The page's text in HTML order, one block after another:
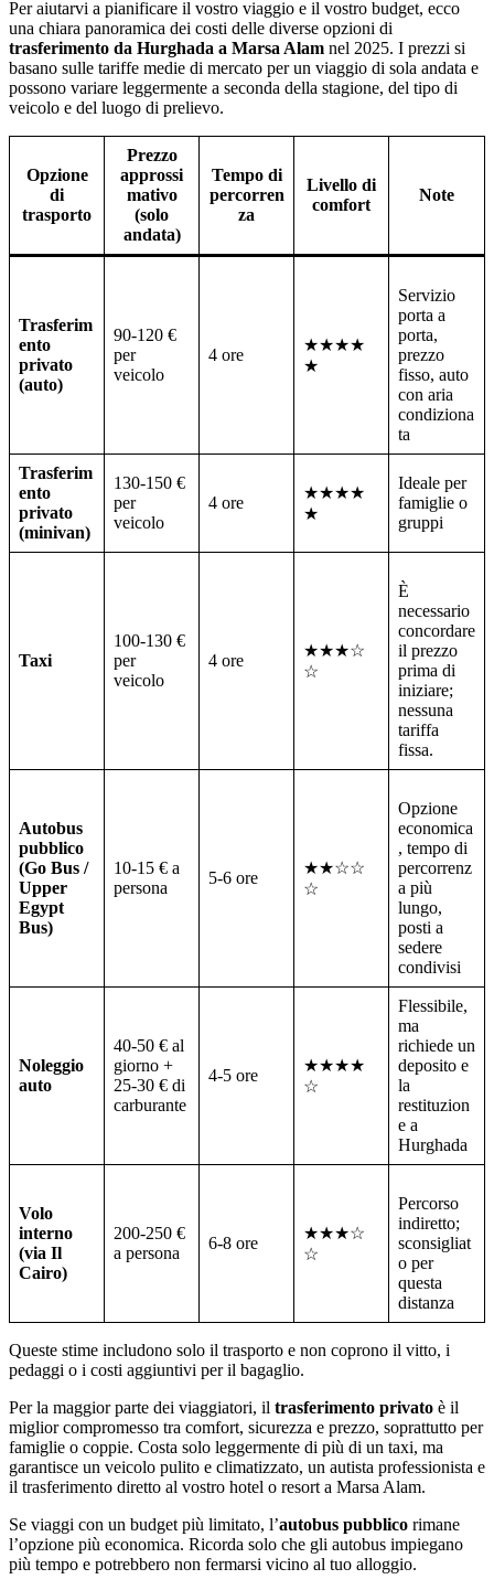
Per aiutarvi a pianificare il vostro viaggio e il vostro budget, ecco
una chiara panoramica dei costi delle diverse opzioni di
trasferimento da Hurghada a Marsa Alam nel 2025. I prezzi si
basano sulle tariffe medie di mercato per un viaggio di sola andata e
possono variare leggermente a seconda della stagione, del tipo di
veicolo e del luogo di prelievo.
Opzione
di
trasporto
Prezzo
approssi
mativo
(solo
andata)
Tempo di
percorren
za
Livello di
comfort
Note
Trasferim
ento
privato
(auto)
90-120 €
per
veicolo
4 ore
★★★★
★
Servizio
porta a
porta,
prezzo
fisso, auto
con aria
condiziona
ta
Trasferim
ento
privato
(minivan)
130-150 €
per
veicolo
4 ore
★★★★
★
Ideale per
famiglie o
gruppi
Taxi
100-130 €
per
veicolo
4 ore
★★★☆
☆
È
necessario
concordare
il prezzo
prima di
iniziare;
nessuna
tariffa
fissa.
Autobus
pubblico
(Go Bus /
Upper
Egypt
Bus)
10-15 € a
persona
5-6 ore
★★☆☆
☆
Opzione
economica
, tempo di
percorrenz
a più
lungo,
posti a
sedere
condivisi
Noleggio
auto
40-50 € al
giorno +
25-30 € di
carburante
4-5 ore
★★★★
☆
Flessibile,
ma
richiede un
deposito e
la
restituzion
e a
Hurghada
Volo
interno
(via Il
Cairo)
200-250 €
a persona
6-8 ore
★★★☆
☆
Percorso
indiretto;
sconsigliat
o per
questa
distanza
Queste stime includono solo il trasporto e non coprono il vitto, i
pedaggi o i costi aggiuntivi per il bagaglio.
Per la maggior parte dei viaggiatori, il trasferimento privato è il
miglior compromesso tra comfort, sicurezza e prezzo, soprattutto per
famiglie o coppie. Costa solo leggermente di più di un taxi, ma
garantisce un veicolo pulito e climatizzato, un autista professionista e
il trasferimento diretto al vostro hotel o resort a Marsa Alam.
Se viaggi con un budget più limitato, l’autobus pubblico rimane
l’opzione più economica. Ricorda solo che gli autobus impiegano
più tempo e potrebbero non fermarsi vicino al tuo alloggio.